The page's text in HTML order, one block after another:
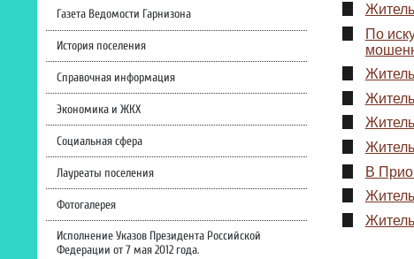
Газета Ведомости Гарнизона
История поселения
Справочная информация
Экономика и ЖКХ
Социальная сфера
Лауреаты поселения
Фотогалерея
Исполнение Указов Президента Российской
Федерации от 7 мая 2012 года.
По
В